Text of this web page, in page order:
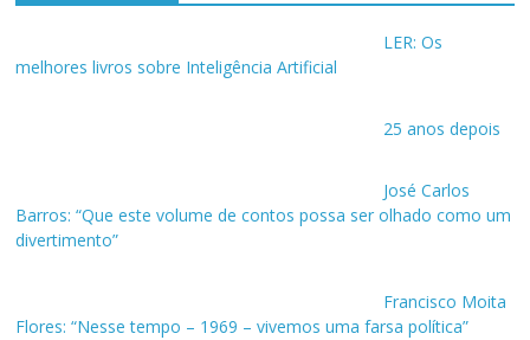
LER: Os
melhores livros sobre Inteligência Artificial
25 anos depois
José Carlos
Barros: “Que este volume de contos possa ser olhado como um
divertimento”
Francisco Moita
Flores: “Nesse tempo – 1969 – vivemos uma farsa política”